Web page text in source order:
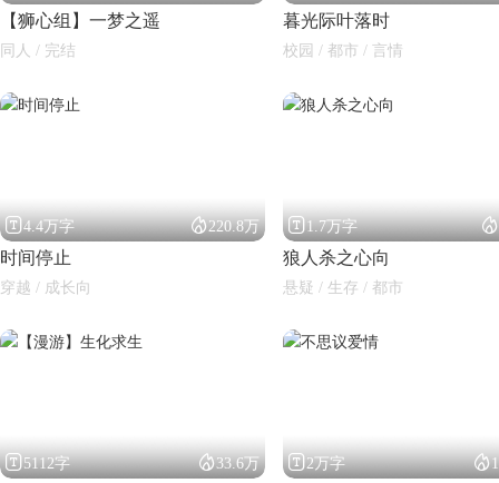
闪艺
【狮心组】一梦之遥
同人 / 完结
暮光际叶落时
校园 / 都市 / 言情
4.4万字 220.8万
时间停止
穿越 / 成长向
1.7万字 
狼人杀之心向
悬疑 / 生存 / 都市
5112字 33.6万 2万字 